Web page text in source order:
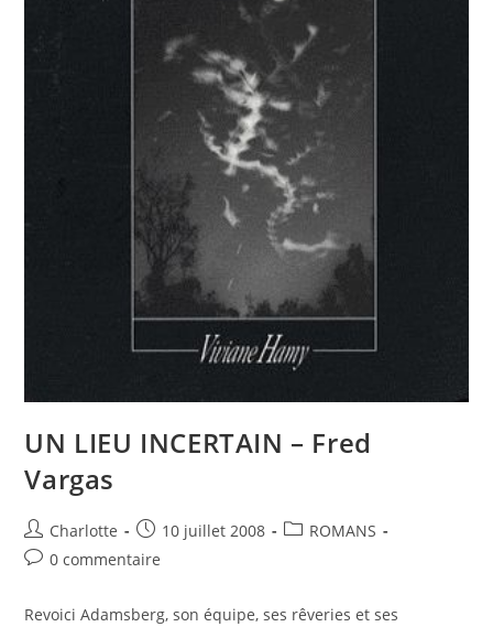
UN LIEU INCERTAIN – Fred
Vargas
Charlotte 10 juillet 2008
ROMANS
0 commentaire
Revoici Adamsberg, son équipe, ses rêveries et ses